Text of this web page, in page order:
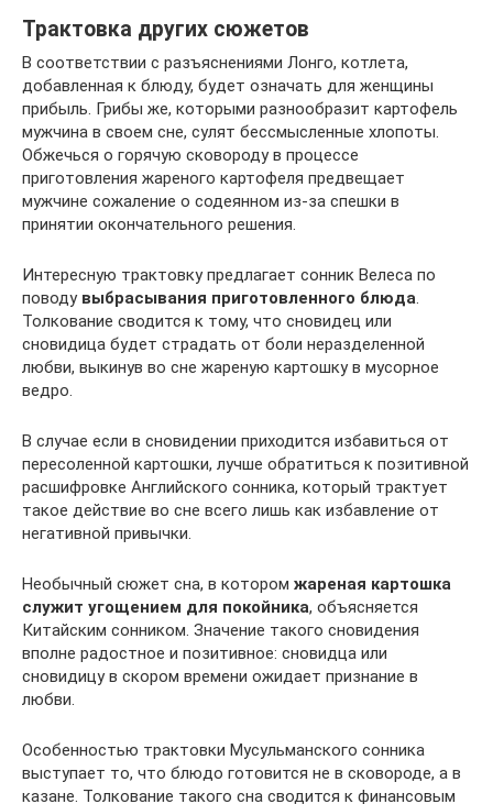
Трактовка других сюжетов
В соответствии с разъяснениями Лонго, котлета,
добавленная к блюду, будет означать для женщины
прибыль. Грибы же, которыми разнообразит картофель
мужчина в своем сне, сулят бессмысленные хлопоты.
Обжечься о горячую сковороду в процессе
приготовления жареного картофеля предвещает
мужчине сожаление о содеянном из-за спешки в
принятии окончательного решения.
Интересную трактовку предлагает сонник Велеса по
поводу выбрасывания приготовленного блюда.
Толкование сводится к тому, что сновидец или
сновидица будет страдать от боли неразделенной
любви, выкинув во сне жареную картошку в мусорное
ведро.
В случае если в сновидении приходится избавиться от
пересоленной картошки, лучше обратиться к позитивной
расшифровке Английского сонника, который трактует
такое действие во сне всего лишь как избавление от
негативной привычки.
Необычный сюжет сна, в котором жареная картошка
служит угощением для покойника, объясняется
Китайским сонником. Значение такого сновидения
вполне радостное и позитивное: сновидца или
сновидицу в скором времени ожидает признание в
любви.
Особенностью трактовки Мусульманского сонника
выступает то, что блюдо готовится не в сковороде, а в
казане. Толкование такого сна сводится к финансовым